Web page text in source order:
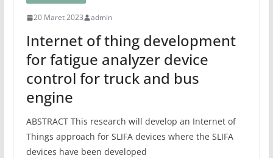
20 Maret 2023 admin
Internet of thing development
for fatigue analyzer device
control for truck and bus
engine
ABSTRACT This research will develop an Internet of
Things approach for SLIFA devices where the SLIFA
devices have been developed